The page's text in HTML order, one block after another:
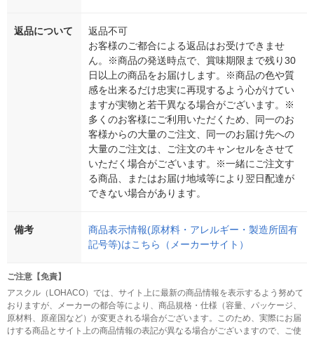
返品について
返品不可
お客様のご都合による返品はお受けできませ
ん。※商品の発送時点で、賞味期限まで残り30
日以上の商品をお届けします。※商品の色や質
感を出来るだけ忠実に再現するよう心がけてい
ますが実物と若干異なる場合がございます。※
多くのお客様にご利用いただくため、同一のお
客様からの大量のご注文、同一のお届け先への
大量のご注文は、ご注文のキャンセルをさせて
いただく場合がございます。※一緒にご注文す
る商品、またはお届け地域等により翌日配達が
できない場合があります。
備考
商品表示情報(原材料・アレルギー・製造所固有
記号等)はこちら（メーカーサイト）
ご注意【免責】
アスクル（LOHACO）では、サイト上に最新の商品情報を表示するよう努めて
おりますが、メーカーの都合等により、商品規格・仕様（容量、パッケージ、
原材料、原産国など）が変更される場合がございます。このため、実際にお届
けする商品とサイト上の商品情報の表記が異なる場合がございますので、ご使